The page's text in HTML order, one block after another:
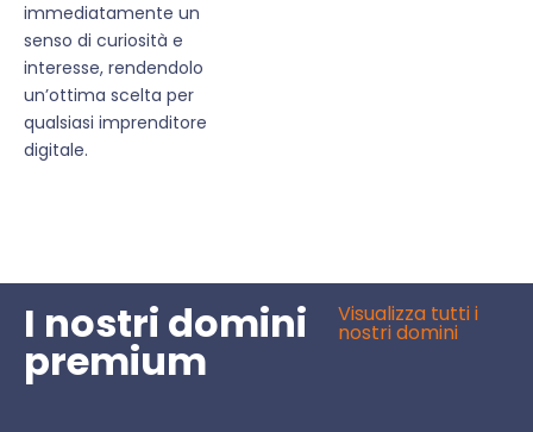
immediatamente un
senso di curiosità e
interesse, rendendolo
un’ottima scelta per
qualsiasi imprenditore
digitale.
I nostri domini
premium
Visualizza tutti i
nostri domini